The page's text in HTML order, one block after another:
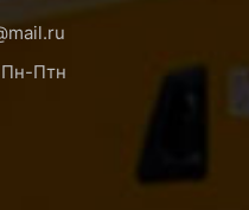
Птн